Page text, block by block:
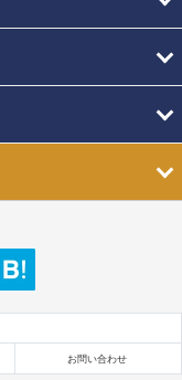
お問い合わせ